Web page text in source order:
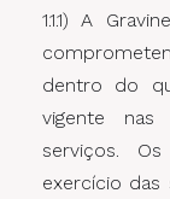
1.1.1) A
dentro do
vigente
serviços.
exercício das